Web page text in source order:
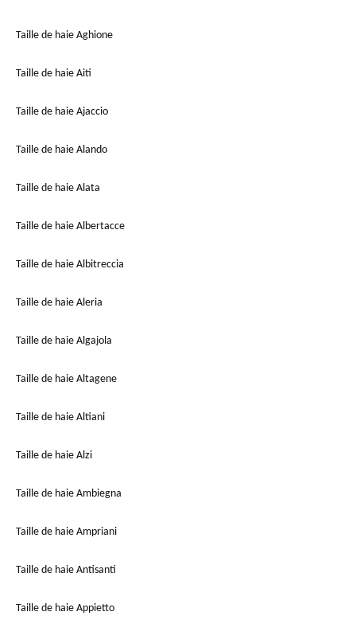
Taille de haie Aghione
Taille de haie Aiti
Taille de haie Ajaccio
Taille de haie Alando
Taille de haie Alata
Taille de haie Albertacce
Taille de haie Albitreccia
Taille de haie Aleria
Taille de haie Algajola
Taille de haie Altagene
Taille de haie Altiani
Taille de haie Alzi
Taille de haie Ambiegna
Taille de haie Ampriani
Taille de haie Antisanti
Taille de haie Appietto